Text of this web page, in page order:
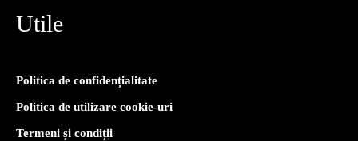
Utile
Politica de confidențialitate
Politica de utilizare cookie-uri
Termeni și condiții